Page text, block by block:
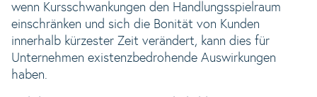
wenn Kursschwankungen den Handlungsspielraum
einschränken und sich die Bonität von Kunden
innerhalb kürzester Zeit verändert, kann dies für
Unternehmen existenzbedrohende Auswirkungen
haben.